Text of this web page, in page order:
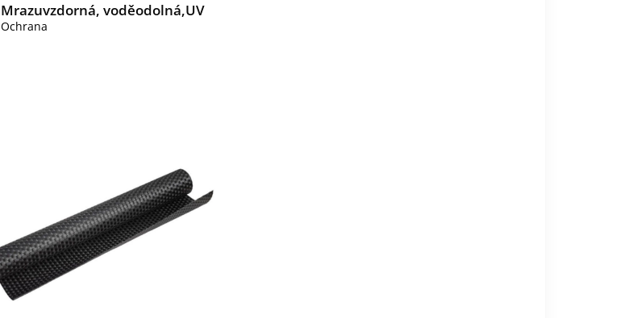
Mrazuvzdorná, voděodolná,UV
Ochrana